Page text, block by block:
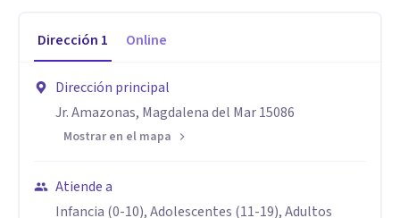
Dirección 1 Online
Dirección principal
Jr. Amazonas, Magdalena del Mar 15086
Mostrar en el mapa
Atiende a
Infancia (0-10), Adolescentes (11-19), Adultos